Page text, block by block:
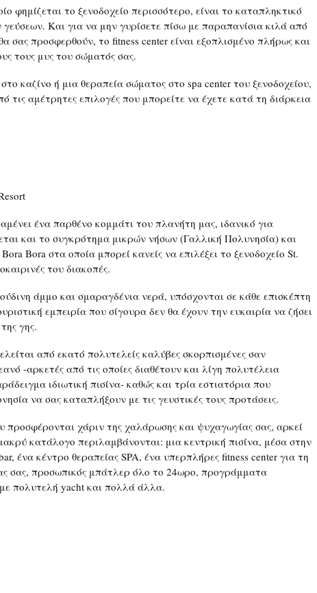
φημίζεται το ξενοδοχείο περισσότερο, είναι το καταπληκτικό
γεύσεων. Και για να μην γυρίσετε πίσω με παραπανίσια κιλά από
σας προσφερθούν, το fitness center είναι εξοπλισμένο πλήρως και
τους μυς του σώματός σας.
καζίνο ή μια θεραπεία σώματος στο spa center του ξενοδοχείου,
τις αμέτρητες επιλογές που μπορείτε να έχετε κατά τη διάρκεια
ένα παρθένο κομμάτι του πλανήτη μας, ιδανικό για
και το συγκρότημα μικρών νήσων (Γαλλική Πολυνησία) και
Bora στα οποία μπορεί κανείς να επιλέξει το ξενοδοχείο St.
του διακοπές.
άμμο και σμαραγδένια νερά, υπόσχονται σε κάθε επισκέπτη
εμπειρία που σίγουρα δεν θα έχουν την ευκαιρία να ζήσει
γης.
από εκατό πολυτελείς καλύβες σκορπισμένες σαν
-αρκετές από τις οποίες διαθέτουν και λίγη πολυτέλεια
ιδιωτική πισίνα- καθώς και τρία εστιατόρια που
να σας καταπλήξουν με τις γευστικές τους προτάσεις.
προσφέρονται χάριν της χαλάρωσης και ψυχαγωγίας σας, αρκεί
κατάλογο περιλαμβάνονται: μια κεντρική πισίνα, μέσα στην
ένα κέντρο θεραπείας SPA, ένα υπερπλήρες fitness center για τη
σας, προσωπικός μπάτλερ όλο το 24ωρο, προγράμματα
πολυτελή yacht και πολλά άλλα.